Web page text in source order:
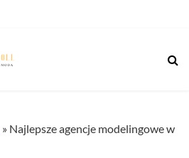
» Najlepsze agencje modelingowe w